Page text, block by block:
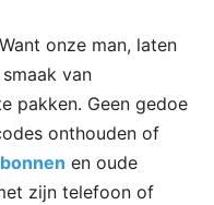
onze man, laten
van
pakken. Geen gedoe
onthouden of
en oude
zijn telefoon of